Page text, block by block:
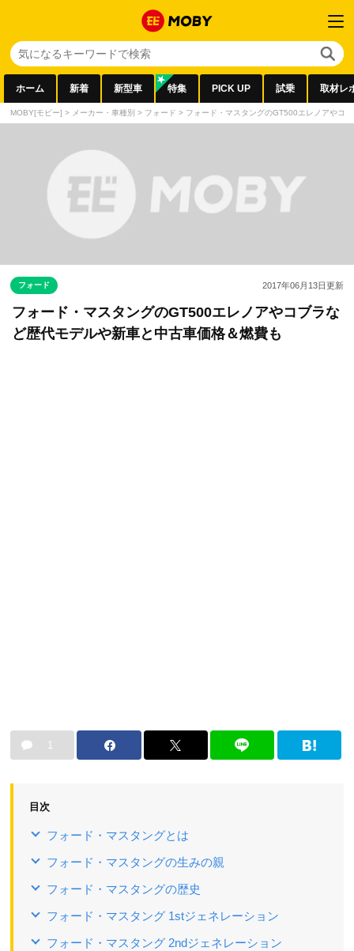
ホーム 新着 新型車 特集 PICK UP 試乗 取材レ
MOBY[モビー] > メーカー・車種別 > フォード > フォード・マスタングのGT500エレノアやコ
フォード 2017年06月13日更新
フォード・マスタングのGT500エレノアやコブラな
ど歴代モデルや新車と中古車価格＆燃費も
1
目次
フォード・マスタングとは
フォード・マスタングの生みの親
フォード・マスタングの歴史
フォード・マスタング 1stジェネレーション
フォード・マスタング 2ndジェネレーション